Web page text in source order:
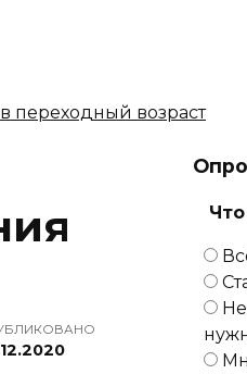
переходный возраст